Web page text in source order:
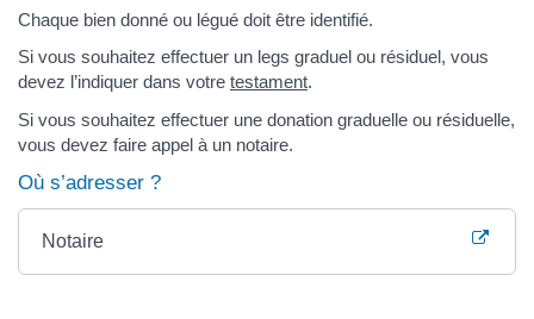
Chaque bien donné ou légué doit être identifié.
Si vous souhaitez effectuer un legs graduel ou résiduel, vous
devez l’indiquer dans votre testament.
Si vous souhaitez effectuer une donation graduelle ou résiduelle,
vous devez faire appel à un notaire.
Où s’adresser ?
Notaire